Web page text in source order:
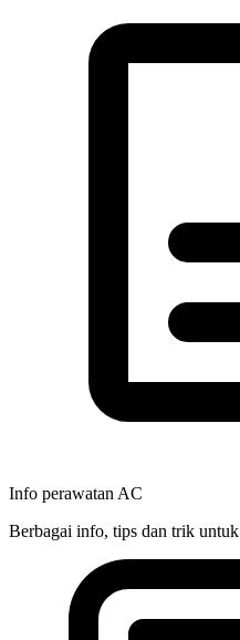
Info perawatan AC
Berbagai info, tips dan trik untuk